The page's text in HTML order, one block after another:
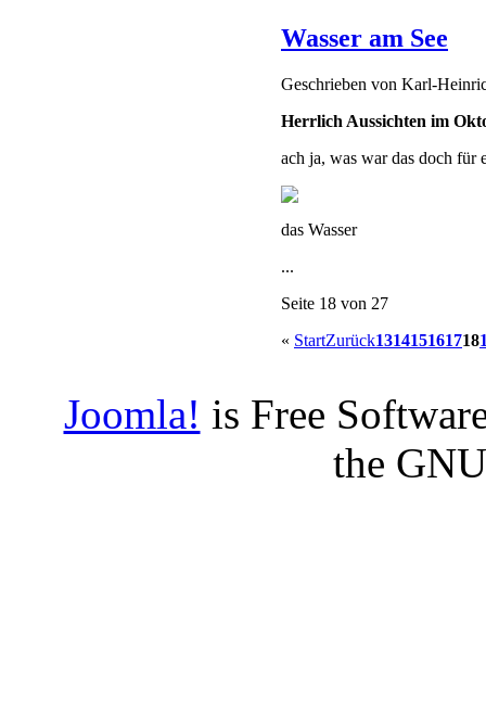
Wasser am See
Geschrieben von Karl-
Herrlich Aussichten im
ach ja, was war das doch für
das Wasser
...
Seite 18 von 27
« StartZurück131415161718
Joomla! is Free
the